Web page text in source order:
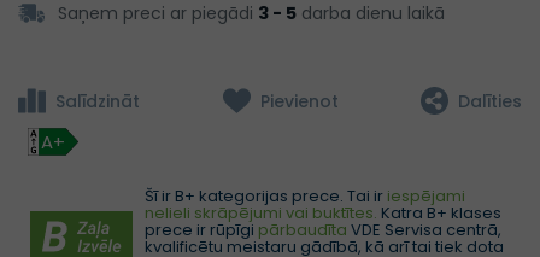
Saņem preci ar piegādi 3 - 5 darba dienu laikā
Salīdzināt Pievienot Dalīties
A+
Šī ir B+ kategorijas prece. Tai ir iespējami
nelieli skrāpējumi vai buktītes. Katra B+ klases
prece ir rūpīgi pārbaudīta VDE Servisa centrā,
kvalificētu meistaru gādībā, kā arī tai tiek dota